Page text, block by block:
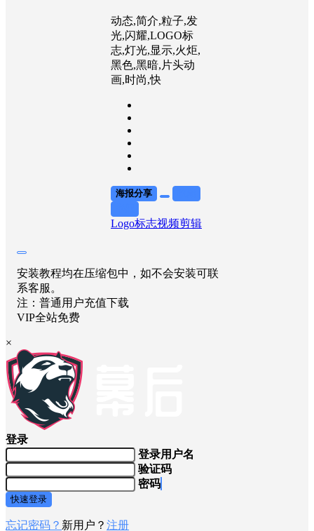
动态,简介,粒子,发
光,闪耀,LOGO标
志,灯光,显示,火炬,
黑色,黑暗,片头动
画,时尚,快
海报分享
Logo标志视频剪辑
安装教程均在压缩包中，如不会安装可联
系客服。
注：普通用户充值下载
VIP全站免费
×
登录
登录用户名
验证码
密码
快速登录
忘记密码？ 新用户？ 注册